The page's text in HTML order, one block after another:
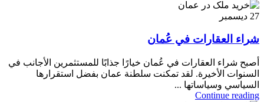
27 ديسمبر
شراء العقارات في عُمان
أصبح شراء العقارات في عُمان خيارًا جذابًا للمستثمرين الأجانب في
السنوات الأخيرة. لقد تمكنت سلطنة عمان بفضل استقرارها
السياسي وسياساتها ...
Continue reading